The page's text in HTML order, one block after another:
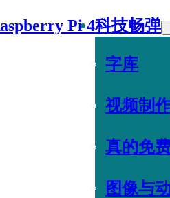
Pi 4科技畅弹
字库
视频制
真的免
图像与